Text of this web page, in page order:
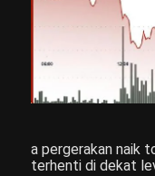
a pergerakan naik
terhenti di dekat